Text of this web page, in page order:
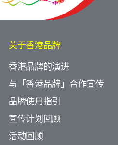
关于香港品牌
香港品牌的演进
与「香港品牌」合作宣传
品牌使用指引
宣传计划回顾
活动回顾